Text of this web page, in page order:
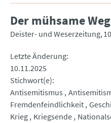
Der mühsame
Deister- und Weserzeitung
Letzte Änderung
10.11.2025
Stichwort(e)
Antisemitismus
Fremdenfeindlichkeit
Krieg Kriegsende